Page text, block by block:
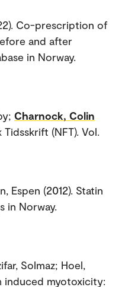
Co-prescription of
and after
in Norway.
Charnock, Colin
(NFT). Vol.
Espen (2012). Statin
in Norway.
Solmaz; Hoel,
induced myotoxicity: